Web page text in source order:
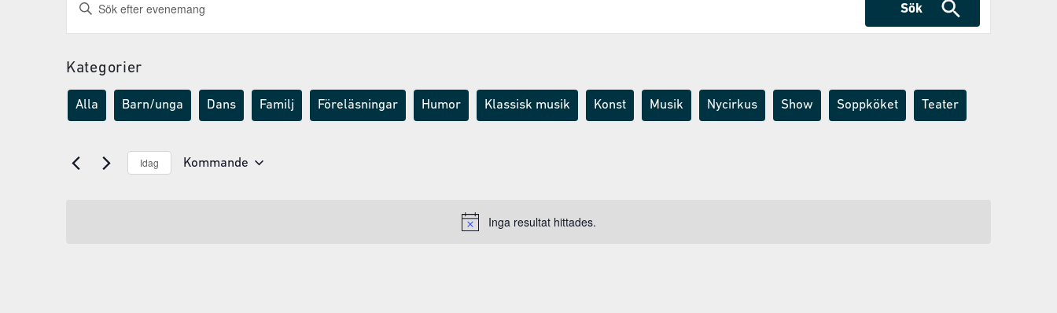
Notice
Inga resultat hittades.
Views
Navigation
nyckelord.
Sök
Evenemang
nyckelord.
Sök
Kategorier
Alla Barn/unga Dans Familj Föreläsningar Humor Klassisk musik Konst Musik Nycirkus Show Soppköket Teater
Idag
Kommande